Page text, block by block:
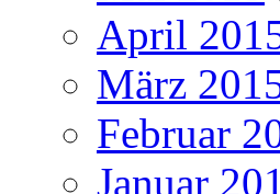
April
März
Februar
Januar